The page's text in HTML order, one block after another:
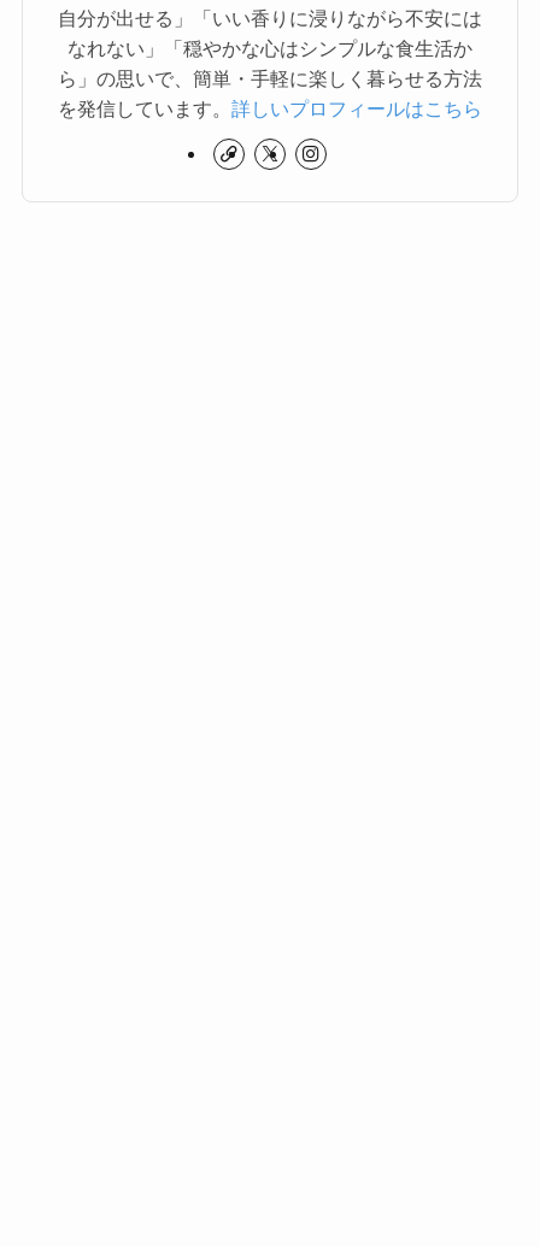
自分が出せる」「いい香りに浸りながら不安には
なれない」「穏やかな心はシンプルな食生活か
ら」の思いで、簡単・手軽に楽しく暮らせる方法
を発信しています。 詳しいプロフィールはこちら